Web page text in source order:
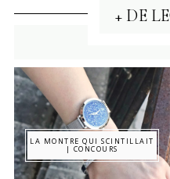
+ DE
LA MONTRE QUI SCINTILLAIT
| CONCOURS